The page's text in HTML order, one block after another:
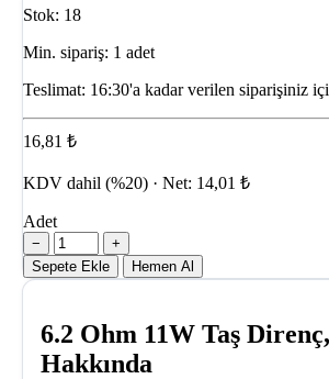
Stok: 18
Min. sipariş: 1 adet
Teslimat: 16:30'a kadar verilen siparişiniz
16,81 ₺
KDV dahil (%20) · Net: 14,01 ₺
Adet
−
+
Sepete Ekle
Hemen Al
6.2 Ohm 11W Taş
Hakkında